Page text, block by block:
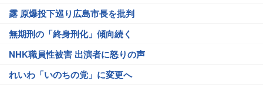
露 原爆投下巡り広島市長を批判
無期刑の「終身刑化」傾向続く
NHK職員性被害 出演者に怒りの声
れいわ「いのちの党」に変更へ